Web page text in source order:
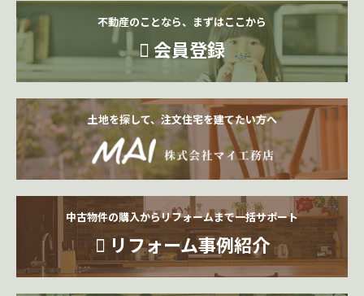
不動産のことなら、まずはここから
会員登録
土地を探して、注文住宅を建てたい方へ
中古物件の購入からリフォームまで一括サポート
リフォーム事例紹介